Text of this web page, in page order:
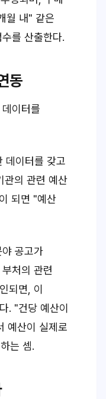
월 내" 같은
를 산출한다.
동
이터를
데이터를 갖고
관의 관련 예산
되면 "예산
공고가
처의 관련
되면, 이
. "건당 예산이
예산이 실제로
는 셈.